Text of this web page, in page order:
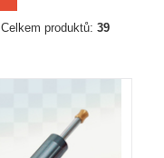
Celkem produktů: 39